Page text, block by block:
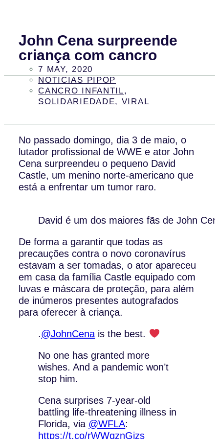
John Cena surpreende
criança com cancro
7 MAY, 2020
NOTICIAS PIPOP
CANCRO INFANTIL,
SOLIDARIEDADE, VIRAL
No passado domingo, dia 3 de maio, o
lutador profissional de WWE e ator John
Cena surpreendeu o pequeno David
Castle, um menino norte-americano que
está a enfrentar um tumor raro.
David é um dos maiores fãs de John
De forma a garantir que todas as
precauções contra o novo coronavírus
estavam a ser tomadas, o ator apareceu
em casa da família Castle equipado com
luvas e máscara de proteção, para além
de inúmeros presentes autografados
para oferecer à criança.
.@JohnCena is the best.
No one has granted more
wishes. And a pandemic won’t
stop him.
Cena surprises 7-year-old
battling life-threatening illness in
Florida, via @WFLA:
https://t.co/rWWgznGjzs